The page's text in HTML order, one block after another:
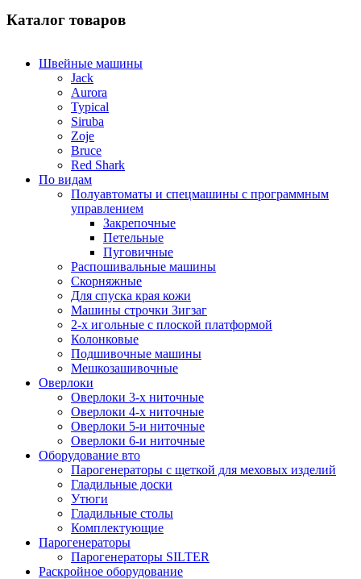
Каталог товаров
Швейные машины
Jack
Aurora
Typical
Siruba
Zoje
Bruce
Red Shark
По видам
Полуавтоматы и спецмашины с программным
управлением
Закрепочные
Петельные
Пуговичные
Распошивальные машины
Скорняжные
Для спуска края кожи
Машины строчки Зигзаг
2-х игольные с плоской платформой
Колонковые
Подшивочные машины
Мешкозашивочные
Оверлоки
Оверлоки 3-х ниточные
Оверлоки 4-х ниточные
Оверлоки 5-и ниточные
Оверлоки 6-и ниточные
Оборудование вто
Парогенераторы с щеткой для меховых изделий
Гладильные доски
Утюги
Гладильные столы
Комплектующие
Парогенераторы
Парогенераторы SILTER
Раскройное оборудование